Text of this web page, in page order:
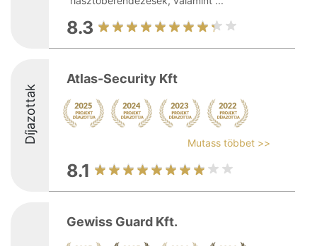
8.3
Díjazottak
Atlas-Security Kft
Mutass többet >>
8.1
Gewiss Guard Kft.